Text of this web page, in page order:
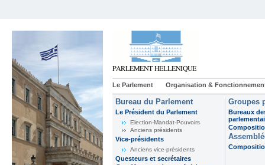
Le Parlement Organisation &
Bureau du Parlement
Le Président du Parlement
Election-Mandat-Pouvoirs
Anciens présidents
Vice-présidents
Anciens vice-présidents
Questeurs et secrétaires
Groupes
Bureaux